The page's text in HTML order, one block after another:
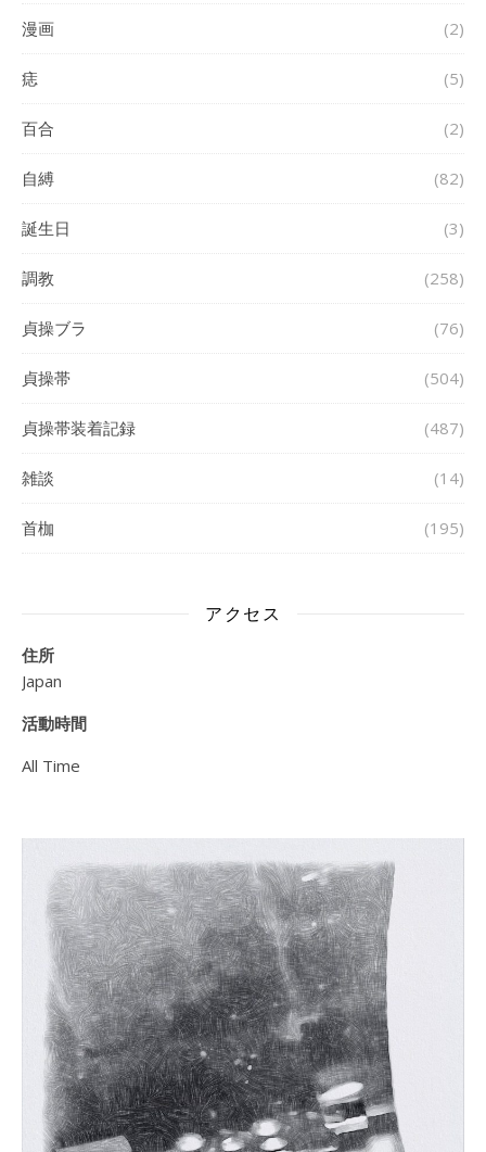
漫画 (2)
痣 (5)
百合 (2)
自縛 (82)
誕生日 (3)
調教 (258)
貞操ブラ (76)
貞操帯 (504)
貞操帯装着記録 (487)
雑談 (14)
首枷 (195)
アクセス
住所
Japan
活動時間
All Time